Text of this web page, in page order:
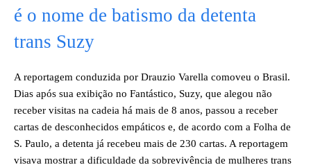
é o nome de batismo da detenta
trans Suzy
A reportagem conduzida por Drauzio Varella comoveu o Brasil.
Dias após sua exibição no Fantástico, Suzy, que alegou não
receber visitas na cadeia há mais de 8 anos, passou a receber
cartas de desconhecidos empáticos e, de acordo com a Folha de
S. Paulo, a detenta já recebeu mais de 230 cartas. A reportagem
visava mostrar a dificuldade da sobrevivência de mulheres trans